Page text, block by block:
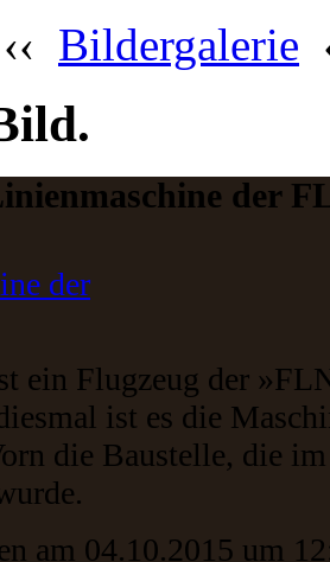
‹‹ Bildergalerie
der
ein Flugzeug der
ist es die
die Baustelle, die
am 04.10.2015 um